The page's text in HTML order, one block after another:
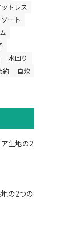
トレス
ゾート
水回り
約
自炊
生地の2
の2つの